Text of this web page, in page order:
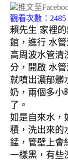
觀看次數：2485
賴先生 家裡
館，進行 水
高周波水管清
分，開啟 水
就噴出濃郁髒
奶，兩個多小
了。
如是自來水，
積，洗出來的
錳，管壁上會
一樣黑，有些